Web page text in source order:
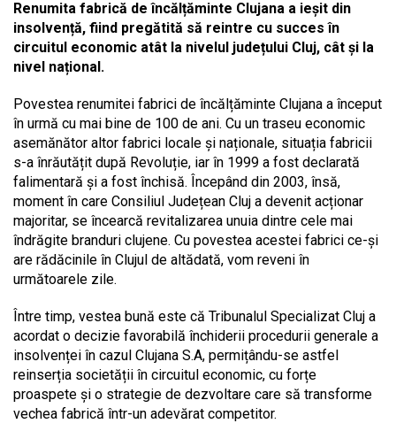
Renumita fabrică de încălțăminte Clujana a ieșit din
insolvență, fiind pregătită să reintre cu succes în
circuitul economic atât la nivelul județului Cluj, cât și la
nivel național.
Povestea renumitei fabrici de încălțăminte Clujana a început
în urmă cu mai bine de 100 de ani. Cu un traseu economic
asemănător altor fabrici locale și naționale, situația fabricii
s-a înrăutățit după Revoluție, iar în 1999 a fost declarată
falimentară și a fost închisă. Începând din 2003, însă,
moment în care Consiliul Județean Cluj a devenit acționar
majoritar, se încearcă revitalizarea unuia dintre cele mai
îndrăgite branduri clujene. Cu povestea acestei fabrici ce-și
are rădăcinile în Clujul de altădată, vom reveni în
următoarele zile.
Între timp, vestea bună este că Tribunalul Specializat Cluj a
acordat o decizie favorabilă închiderii procedurii generale a
insolvenței în cazul Clujana S.A, permițându-se astfel
reinserția societății în circuitul economic, cu forțe
proaspete și o strategie de dezvoltare care să transforme
vechea fabrică într-un adevărat competitor.